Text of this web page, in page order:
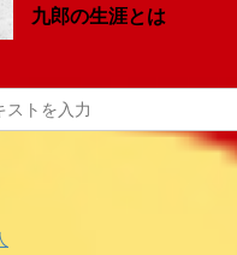
九郎の生涯とは